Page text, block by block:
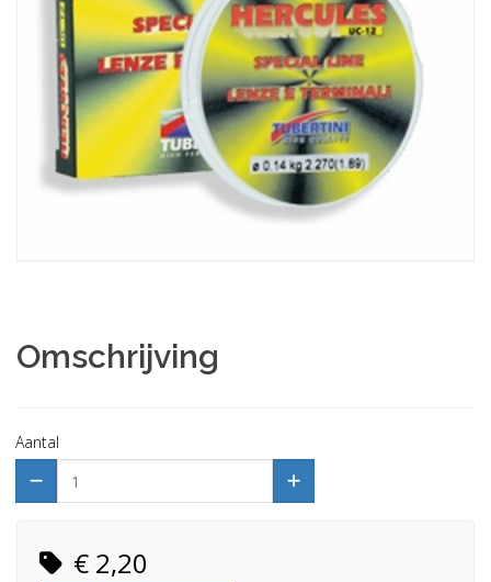
Omschrijving
Aantal
€ 2,20